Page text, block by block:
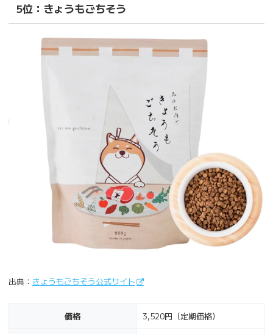
5位：きょうもごちそう
出典： きょうもごちそう公式サイト
価格 3,520円（定期価格）